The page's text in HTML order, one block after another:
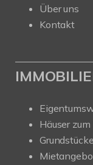
Über uns
Kontakt
Häuser zum
Grundstücke